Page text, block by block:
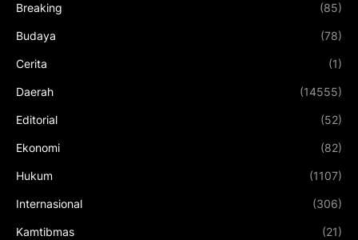
Breaking (85)
Budaya (78)
Cerita (1)
Daerah (14555)
Editorial (52)
Ekonomi (82)
Hukum (1107)
Internasional (306)
Kamtibmas (21)